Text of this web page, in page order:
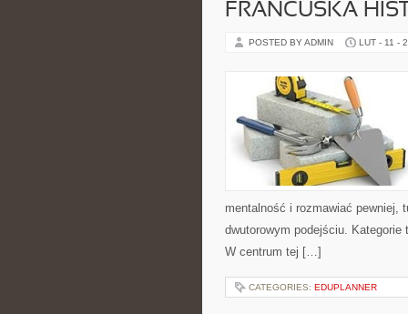
FRANCUSKA
POSTED BY ADMIN LUT - 11 -
mentalność i rozmawiać pewniej,
dwutorowym podejściu.
W centrum tej […]
CATEGORIES: EDUPLANNER